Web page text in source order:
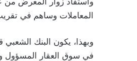
المعاملات وساهم في
وبهذا، يكون البنك
في سوق العقار المسؤول